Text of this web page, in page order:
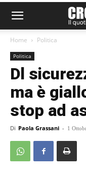
Home Politica
Politica
Dl
ma è
stop ad
Di Paola Grassani - 1